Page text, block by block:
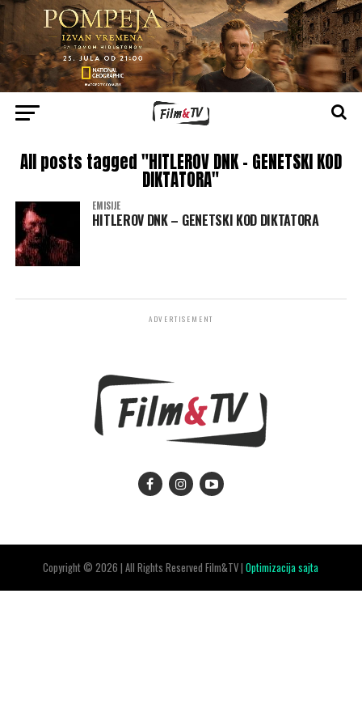
All posts tagged "HITLEROV DNK – GENETSKI KOD
DIKTATORA"
EMISIJE
HITLEROV DNK – GENETSKI KOD DIKTATORA
ADVERTISEMENT
Copyright © 2026 | All Rights Reserved Film&TV |Optimizacija sajta